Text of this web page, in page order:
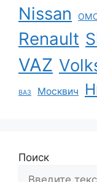
Nissan
Renault
VAZ
ВАЗ Москвич
Поиск